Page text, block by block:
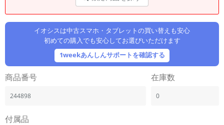
イオシスは中古スマホ・タブレットの買い替えも安心
初めての購入でも安心してお選びいただけます
1weekあんしんサポートを確認する
商品番号
244898
在庫数
0
付属品
製造、販売メーカーの絞り込み
「Apple」「SONY」「SHARP」など
機能・特徴
ドライブの絞り込み